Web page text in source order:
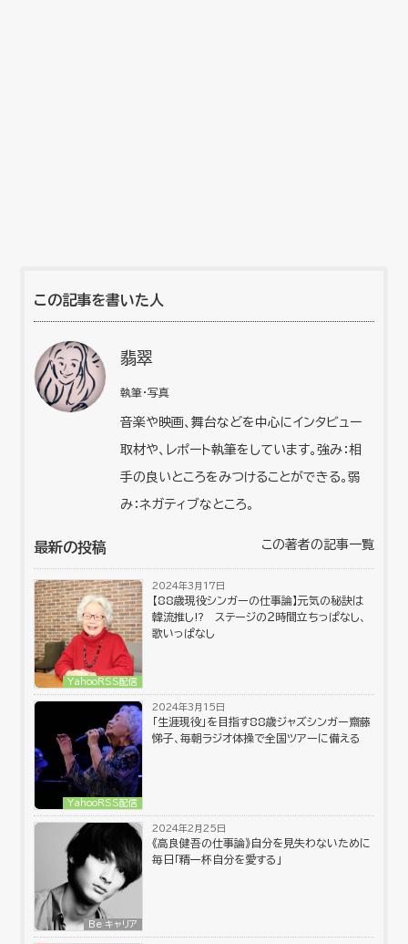
この記事を書いた人
翡翠
執筆・写真
音楽や映画、舞台などを中心にインタビュー
取材や、レポート執筆をしています。強み：相
手の良いところをみつけることができる。弱
み：ネガティブなところ。
最新の投稿 この著者の記事一覧
YahooRSS配信
2024年3月17日
【88歳現役シンガーの仕事論】元気の秘訣は
韓流推し⁉︎ ステージの２時間立ちっぱなし、
歌いっぱなし
YahooRSS配信
2024年3月15日
「生涯現役」を目指す88歳ジャズシンガー齋藤
悌子、毎朝ラジオ体操で全国ツアーに備える
Be キャリア
2024年2月25日
《高良健吾の仕事論》自分を見失わないために
毎日「精一杯自分を愛する」